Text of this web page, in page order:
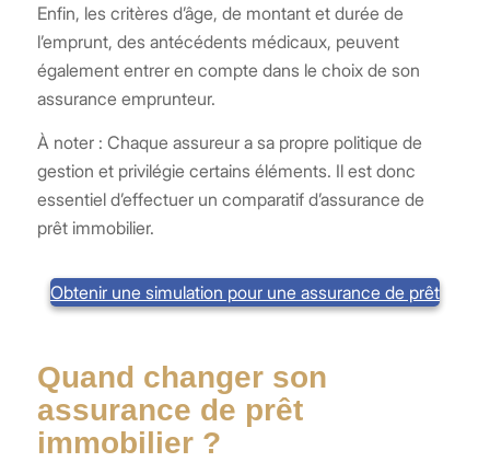
Enfin, les critères d’âge, de montant et durée de
l’emprunt, des antécédents médicaux, peuvent
également entrer en compte dans le choix de son
assurance emprunteur.
À noter : Chaque assureur a sa propre politique de
gestion et privilégie certains éléments. Il est donc
essentiel d’effectuer un comparatif d’assurance de
prêt immobilier.
Obtenir une simulation pour une assurance de prêt
Quand changer son
assurance de prêt
immobilier ?